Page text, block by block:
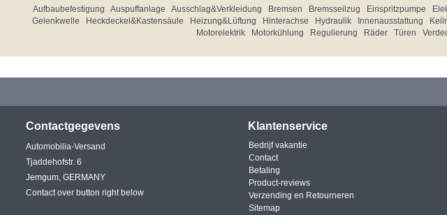
Aufbaubefestigung Auspuffanlage Ausschlag&Verkleidung Bremsen Bremsseilzug Einspritzpumpe
Gelenkwelle
Heckdeckel&Kastensäule Heizung&Lüftung Hinterachse Hydraulik Innenausstattung
Motorelektrik
Motorkühlung Regulierung Räder Türen
Contactgegevens
Automobilia-Versand
Tjaddehofstr. 6
Jemgum, GERMANY
Contact over button right below
Klantenservice
Bedrijf vakantie
Contact
Betaling
Product-reviews
Verzending en Retourneren
Sitemap